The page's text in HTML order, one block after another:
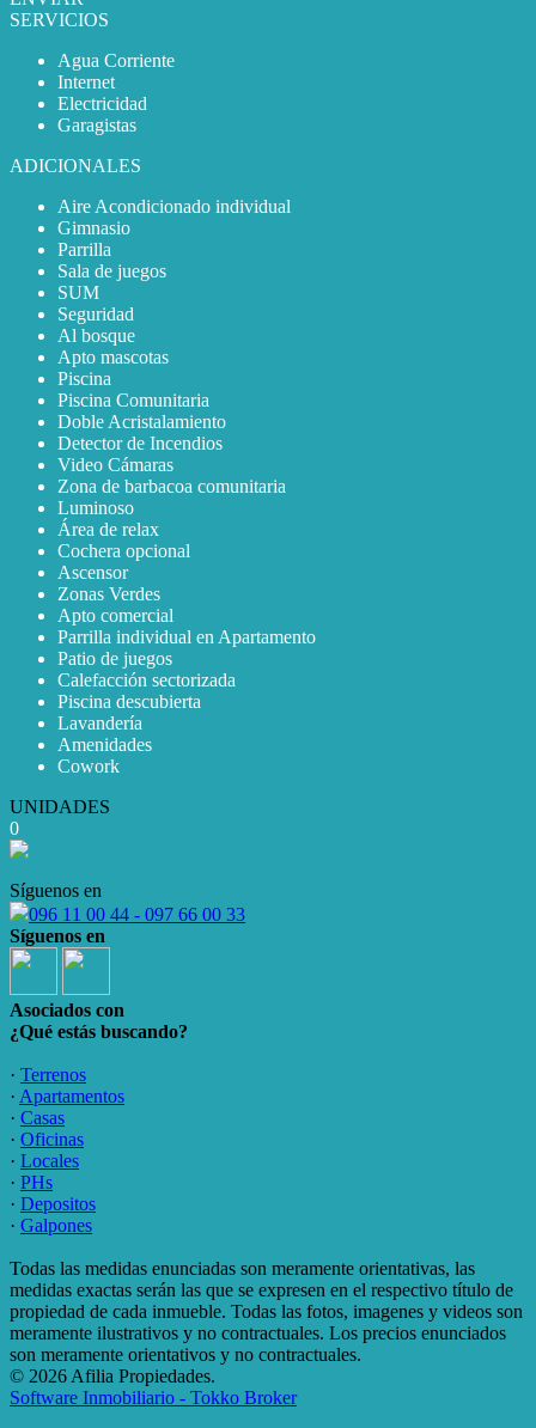
SERVICIOS
Agua Corriente
Internet
Electricidad
Garagistas
ADICIONALES
Aire Acondicionado individual
Gimnasio
Parrilla
Sala de juegos
SUM
Seguridad
Al bosque
Apto mascotas
Piscina
Piscina Comunitaria
Doble Acristalamiento
Detector de Incendios
Video Cámaras
Zona de barbacoa comunitaria
Luminoso
Área de relax
Cochera opcional
Ascensor
Zonas Verdes
Apto comercial
Parrilla individual en Apartamento
Patio de juegos
Calefacción sectorizada
Piscina descubierta
Lavandería
Amenidades
Cowork
UNIDADES
0
Síguenos en
096 11 00 44 - 097 66 00 33
Síguenos en
Asociados con
¿Qué estás buscando?
· Terrenos
· Apartamentos
· Casas
· Oficinas
· Locales
· PHs
· Depositos
· Galpones
Todas las medidas enunciadas son meramente orientativas, las
medidas exactas serán las que se expresen en el respectivo título de
propiedad de cada inmueble. Todas las fotos, imagenes y videos son
meramente ilustrativos y no contractuales. Los precios enunciados
son meramente orientativos y no contractuales.
© 2026 Afilia Propiedades.
Software Inmobiliario - Tokko Broker